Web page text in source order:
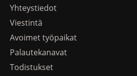
Yhteystiedot
Viestintä
Avoimet työpaikat
Palautekanavat
Todistukset